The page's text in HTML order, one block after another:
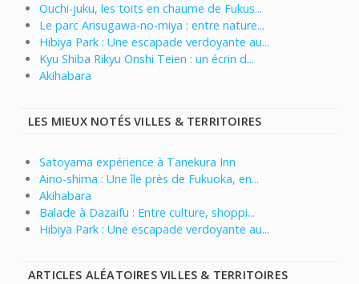
Ouchi-juku, les toits en chaume de Fukus...
Le parc Arisugawa-no-miya : entre nature...
Hibiya Park : Une escapade verdoyante au...
Kyu Shiba Rikyu Onshi Teien : un écrin d...
Akihabara
LES MIEUX NOTÉS VILLES & TERRITOIRES
Satoyama expérience à Tanekura Inn
Aino-shima : Une île près de Fukuoka, en...
Akihabara
Balade à Dazaifu : Entre culture, shoppi...
Hibiya Park : Une escapade verdoyante au...
ARTICLES ALÉATOIRES VILLES & TERRITOIRES